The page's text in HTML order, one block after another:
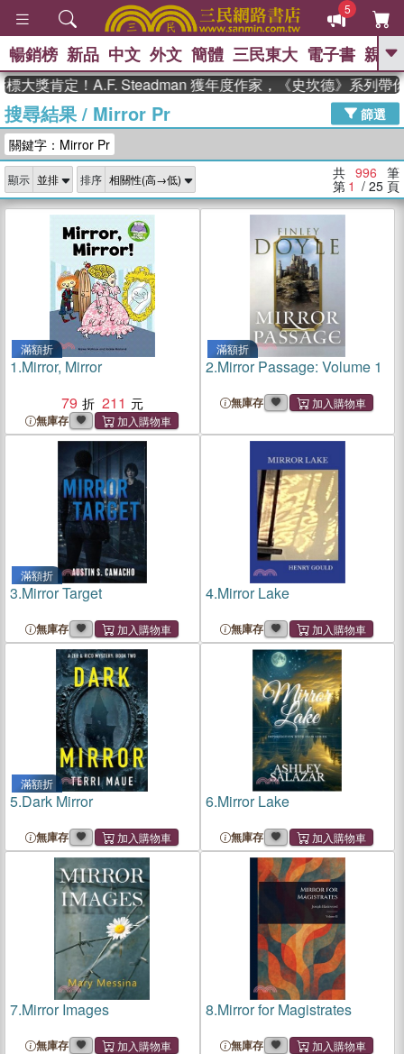
5
GO
高希均教授回憶錄
、 The Odyssey 、 父親節 、 如果歷
獎 臺灣漫遊錄 、 方念華 、 台灣的李
登輝時代
數學女孩：黎曼猜想 、
偉大的迷走神經
暢銷榜 新品 中文 外文 簡體 三民東大 電子書 親子
定！A.F. Steadman 獲年度作家，《史坎德》系列帶你踏上
搜尋結果/ Mirror Pr
篩選
關鍵字：Mirror Pr
顯示 排序 共 996 筆
第 1 / 25 頁
滿額折
1.Mirror, Mirror
79
211
無庫存
滿額折
2.Mirror Passage: Volume 1
無庫存
滿額折
3.Mirror Target
無庫存
4.Mirror Lake
無庫存
滿額折
5.Dark Mirror
無庫存
6.Mirror Lake
無庫存
7.Mirror Images
無庫存
8.Mirror for Magistrates
無庫存